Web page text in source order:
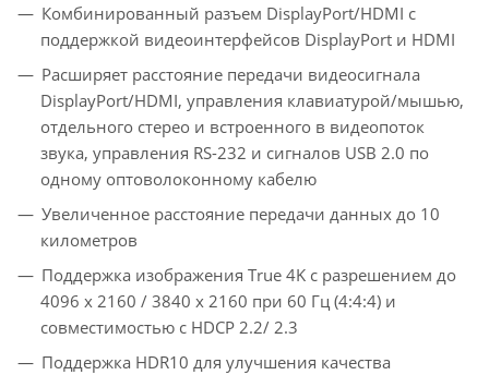
Комбинированный разъем DisplayPort/HDMI с
поддержкой видеоинтерфейсов DisplayPort и HDMI
Расширяет расстояние передачи видеосигнала
DisplayPort/HDMI, управления клавиатурой/мышью,
отдельного стерео и встроенного в видеопоток
звука, управления RS-232 и сигналов USB 2.0 по
одному оптоволоконному кабелю
Увеличенное расстояние передачи данных до 10
километров
Поддержка изображения True 4K с разрешением до
4096 x 2160 / 3840 x 2160 при 60 Гц (4:4:4) и
совместимостью с HDCP 2.2/ 2.3
Поддержка HDR10 для улучшения качества